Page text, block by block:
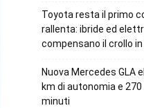
Toyota resta il primo
rallenta: ibride ed
compensano il crollo in
Nuova Mercedes GLA
km di autonomia e
minuti